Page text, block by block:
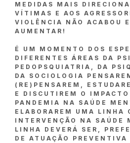
MEDIDAS MAIS
VÍTIMAS E AOS
VIOLÊNCIA NÃO ACABOU
AUMENTAR!
É UM MOMENTO DOS
DIFERENTES ÁREAS DA
PEDOPSQUIATRIA, DA
DA SOCIOLOGIA
(RE)PENSAREM,
E DISCUTIREM O IMPACTO
PANDEMIA NA SAÚDE
ELABORAREM UMA LINHA
INTERVENÇÃO NA SAÚDE
LINHA DEVERÁ SER,
DE ATUAÇÃO PREVENTIVA